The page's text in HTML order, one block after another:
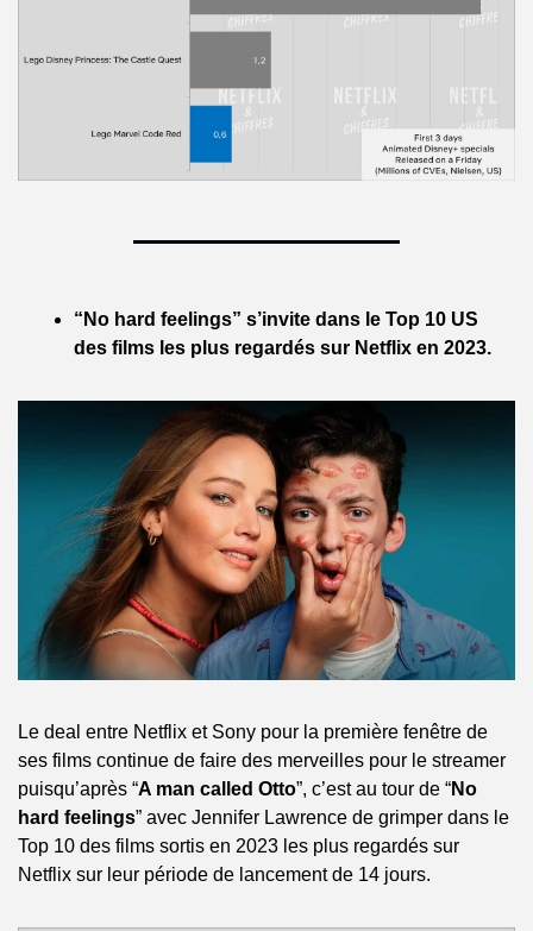
“No hard feelings” s’invite dans le Top 10 US
des films les plus regardés sur Netflix en 2023.
Le deal entre Netflix et Sony pour la première fenêtre de
ses films continue de faire des merveilles pour le streamer
puisqu’après “A man called Otto”, c’est au tour de “No
hard feelings” avec Jennifer Lawrence de grimper dans le
Top 10 des films sortis en 2023 les plus regardés sur
Netflix sur leur période de lancement de 14 jours.